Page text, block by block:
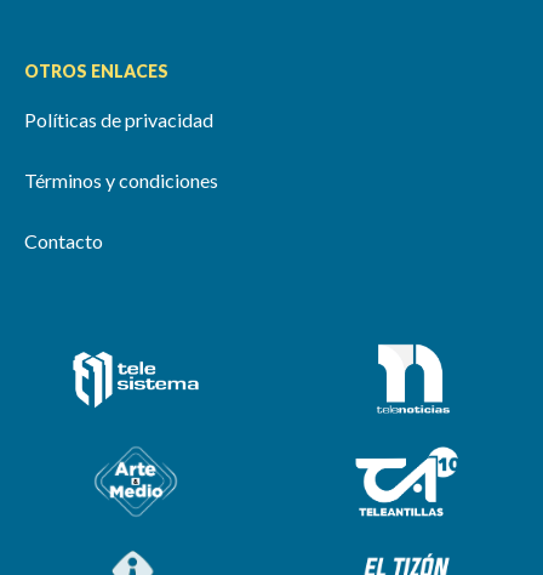
OTROS ENLACES
Políticas de privacidad
Términos y condiciones
Contacto